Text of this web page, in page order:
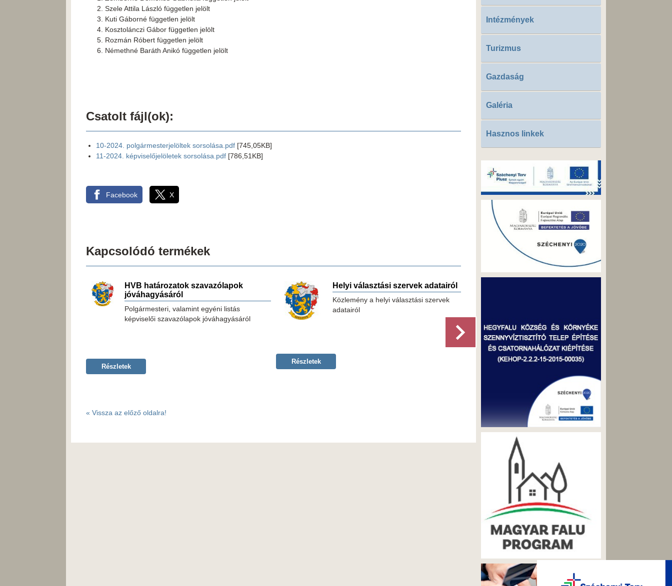
Szele Attila László független jelölt
Kuti Gáborné független jelölt
Kosztolánczi Gábor független jelölt
Rozmán Róbert független jelölt
Némethné Baráth Anikó független jelölt
Csatolt fájl(ok):
10-2024. polgármesterjelöltek sorsolása.pdf [745,05KB]
11-2024. képviselőjelöletek sorsolása.pdf [786,51KB]
Facebook X
Kapcsolódó termékek
HVB határozatok szavazólapok
jóváhagyásáról
Polgármesteri, valamint egyéni listás
képviselői szavazólapok jóváhagyásáról
Részletek
Helyi választási szervek adatairól
Közlemény a helyi választási szervek
adatairól
Részletek Részletek
« Vissza az előző oldalra!
Intézmények
Turizmus
Gazdaság
Galéria
Hasznos linkek